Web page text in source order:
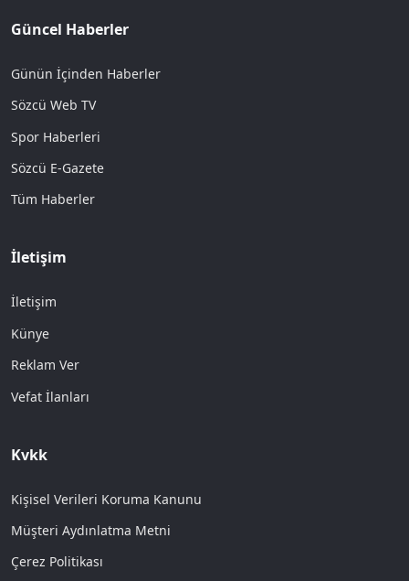
Güncel Haberler
Günün İçinden Haberler
Sözcü Web TV
Spor Haberleri
Sözcü E-Gazete
Tüm Haberler
İletişim
İletişim
Künye
Reklam Ver
Vefat İlanları
Kvkk
Kişisel Verileri Koruma Kanunu
Müşteri Aydınlatma Metni
Çerez Politikası